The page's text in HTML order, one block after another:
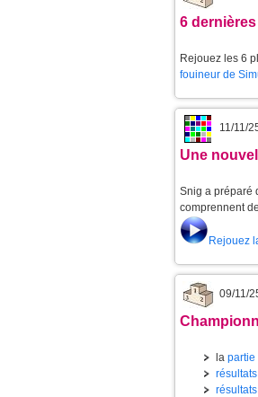
6
Rejouez les 6
fouineur de
11/11/
Une
Snig a préparé
comprennent
Rejouez
09/11/
la partie
résultats